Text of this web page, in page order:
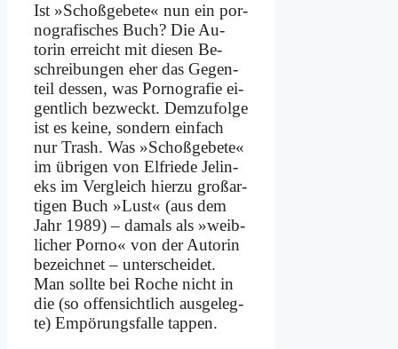
Ist »Schoß­ge­be­te« nun ein por­
no­gra­fi­sches Buch? Die Au­
torin er­reicht mit die­sen Be­
schrei­bun­gen eher das Ge­gen­
teil des­sen, was Por­no­gra­fie ei­
gent­lich be­zweckt. Dem­zu­fol­ge
ist es kei­ne, son­dern ein­fach
nur Trash. Was »Schoß­ge­be­te«
im üb­ri­gen von El­frie­de Je­lin­
eks im Ver­gleich hier­zu groß­ar­
ti­gen Buch »Lust« (aus dem
Jahr 1989) – da­mals als »weib­
li­cher Por­no« von der Au­torin
be­zeich­net – un­ter­schei­det.
Man soll­te bei Ro­che nicht in
die (so of­fen­sicht­lich aus­ge­leg­
te) Em­pö­rungs­fal­le tap­pen.